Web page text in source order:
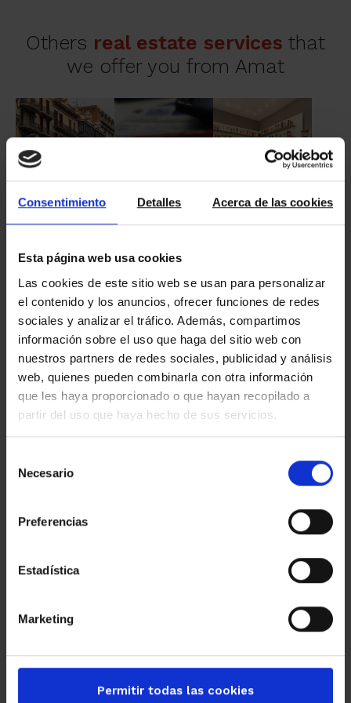
Consentimiento Detalles Acerca de las cookies
Esta página web usa cookies
Las cookies de este sitio web se usan para personalizar
el contenido y los anuncios, ofrecer funciones de redes
sociales y analizar el tráfico. Además, compartimos
información sobre el uso que haga del sitio web con
nuestros partners de redes sociales, publicidad y análisis
web, quienes pueden combinarla con otra información
que les haya proporcionado o que hayan recopilado a
partir del uso que haya hecho de sus servicios.
Necesario
Preferencias
Estadística
Marketing
Permitir todas las cookies
Others real estate services that
we offer you from Amat
Fiscal and Legal
Rental
of real estate
BuyorSell
real estate
Efficient Buildings
Business